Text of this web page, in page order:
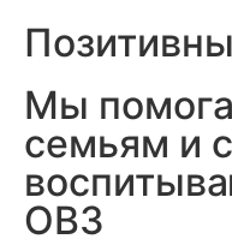
Мы
семьям и
ОВЗ